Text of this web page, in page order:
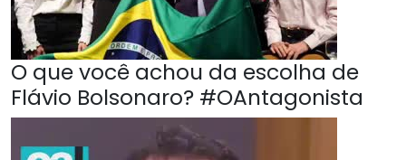
O que você achou da escolha de
Flávio Bolsonaro? #OAntagonista